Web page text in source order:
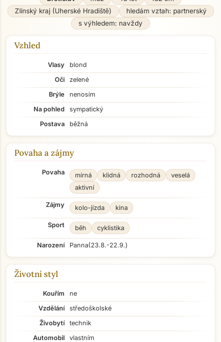
Zlínský kraj (Uherské Hradiště)
hledám vztah: partnerský
s výhledem: navždy
Vzhled
Vlasy
blond
Oči
zelené
Brýle
nenosím
Na pohled
sympatický
Postava
běžná
Povaha a zájmy
Povaha mírná klidná rozhodná
veselá
aktivní
Zájmy kolo-jízda kina
Sport běh cyklistika
Narození Panna(23.8.-22.9.)
Životní styl
Kouřím
ne
Vzdělání
středoškolské
Živobytí
technik
Automobil
vlastním